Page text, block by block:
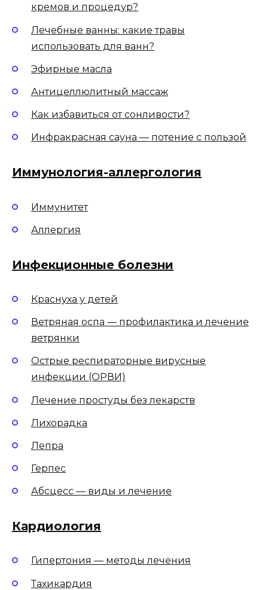
кремов и процедур?
Лечебные ванны: какие травы
использовать для ванн?
Эфирные масла
Антицеллюлитный массаж
Как избавиться от сонливости?
Инфракрасная сауна — потение с пользой
Иммунология-аллергология
Иммунитет
Аллергия
Инфекционные болезни
Краснуха у детей
Ветряная оспа — профилактика и лечение
ветрянки
Острые респираторные вирусные
инфекции (ОРВИ)
Лечение простуды без лекарств
Лихорадка
Лепра
Герпес
Абсцесс — виды и лечение
Кардиология
Гипертония — методы лечения
Тахикардия